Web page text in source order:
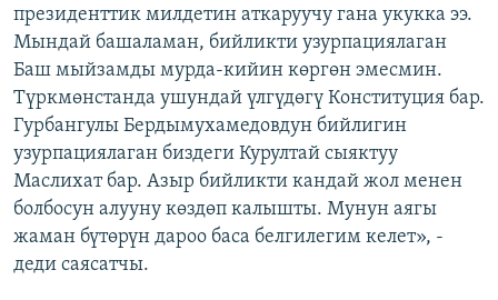
президенттик милдетин аткаруучу гана укукка ээ.
Мындай башаламан, бийликти узурпациялаган
Баш мыйзамды мурда-кийин көргөн эмесмин.
Түркмөнстанда ушундай үлгүдөгү Конституция бар.
Гурбангулы Бердымухамедовдун бийлигин
узурпациялаган биздеги Курултай сыяктуу
Маслихат бар. Азыр бийликти кандай жол менен
болбосун алууну көздөп калышты. Мунун аягы
жаман бүтөрүн дароо баса белгилегим келет», -
деди саясатчы.